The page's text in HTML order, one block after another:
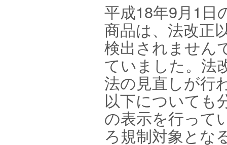
平成18年9月1日
商品は、法改正
検出されません
ていました。法
法の見直しが行
以下についても
の表示を行って
ろ規制対象とな